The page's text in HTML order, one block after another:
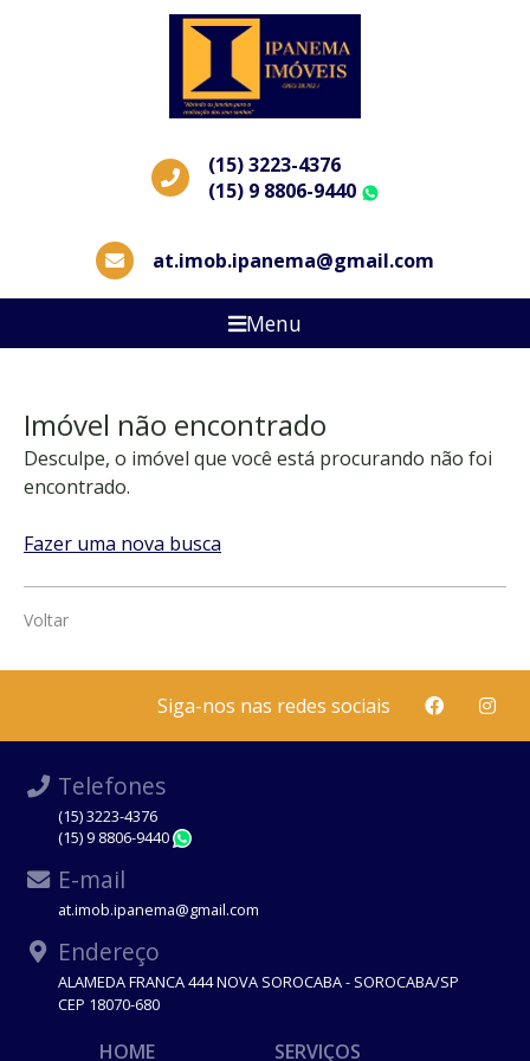
(15) 3223-4376
(15) 9 8806-9440
at.imob.ipanema@gmail.com
Menu
Imóvel não encontrado
Desculpe, o imóvel que você está procurando não foi
encontrado.
Fazer uma nova busca
Voltar
Siga-nos nas redes sociais
Telefones
(15) 3223-4376
(15) 9 8806-9440
E-mail
at.imob.ipanema@gmail.com
Endereço
ALAMEDA FRANCA 444 NOVA SOROCABA - SOROCABA/SP
CEP 18070-680
HOME SERVIÇOS